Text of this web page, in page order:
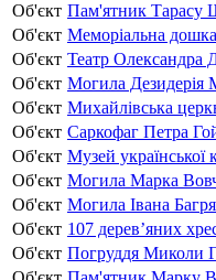
Об'єкт Пам'ятник Тарасу
Об'єкт Меморіальна
Об'єкт Театр Олександра
Об'єкт Могила Дезидерія
Об'єкт Михайлівська
Об'єкт Саркофаг Петра
Об'єкт Музей української
Об'єкт Могила Марка
Об'єкт Могила Івана
Об'єкт 107 дерев’яних
Об'єкт Погруддя Миколи